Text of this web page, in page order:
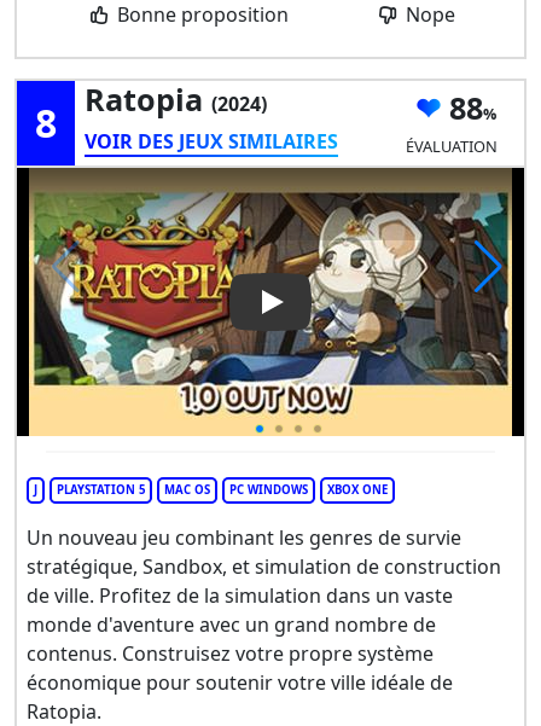
Bonne proposition Nope
8 Ratopia (2024)
VOIR DES JEUX SIMILAIRES
88
ÉVALUATION
Play Video: Ratopia
J PLAYSTATION 5 MAC OS PC WINDOWS XBOX ONE
Un nouveau jeu combinant les genres de survie
stratégique, Sandbox, et simulation de construction
de ville. Profitez de la simulation dans un vaste
monde d'aventure avec un grand nombre de
contenus. Construisez votre propre système
économique pour soutenir votre ville idéale de
Ratopia.